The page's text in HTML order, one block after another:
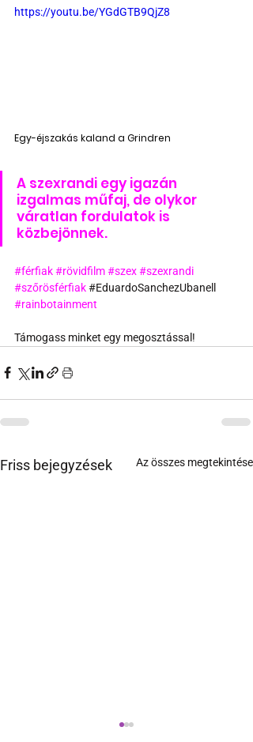
https://youtu.be/YGdGTB9QjZ8
Egy-éjszakás kaland a Grindren
A szexrandi egy igazán
izgalmas műfaj, de olykor
váratlan fordulatok is
közbejönnek.
#férfiak#rövidfilm#szex#szexrandi
#szőrösférfiak#EduardoSanchezUbanell
#rainbotainment
Támogass minket egy megosztással!
Friss bejegyzések Az összes megtekintése